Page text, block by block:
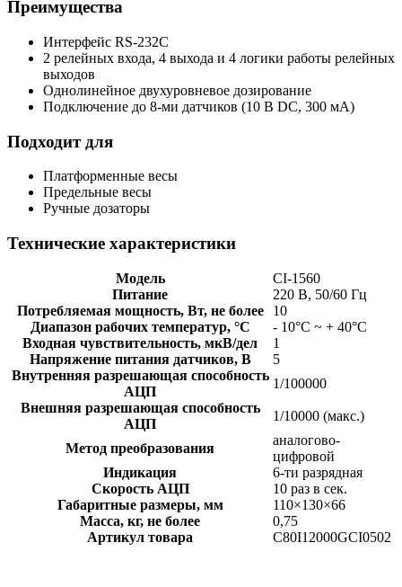
Преимущества
Интерфейс RS-232C
2 релейных входа, 4 выхода и 4 логики работы релейных
выходов
Однолинейное двухуровневое дозирование
Подключение до 8-ми датчиков (10 В DC, 300 мА)
Подходит для
Платформенные весы
Предельные весы
Ручные дозаторы
Технические характеристики
Модель
CI-1560
Питание
220 В, 50/60 Гц
Потребляемая мощность, Вт, не более
10
Диапазон рабочих температур, °C
- 10°С ~ + 40°C
Входная чувствительность, мкВ/дел
1
Напряжение питания датчиков, В
5
Внутренняя разрешающая способность
АЦП
1/100000
Внешняя разрешающая способность
АЦП
1/10000 (макс.)
Метод преобразования
аналогово-
цифровой
Индикация
6-ти разрядная
Скорость АЦП
10 раз в сек.
Габаритные размеры, мм
110×130×66
Масса, кг, не более
0,75
Артикул товара
C80I12000GCI0502